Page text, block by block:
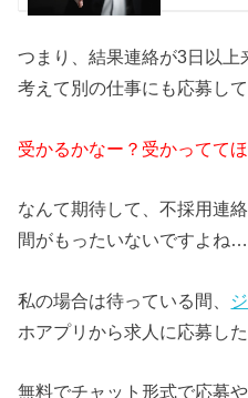
つまり、結果連絡が3日以上
考えて別の仕事にも応募し
受かるかなー？受かっててほ
なんて期待して、不採用連
間がもったいないですよね…
私の場合は待っている間、
ホアプリから求人に応募し
無料でチャット形式で応募